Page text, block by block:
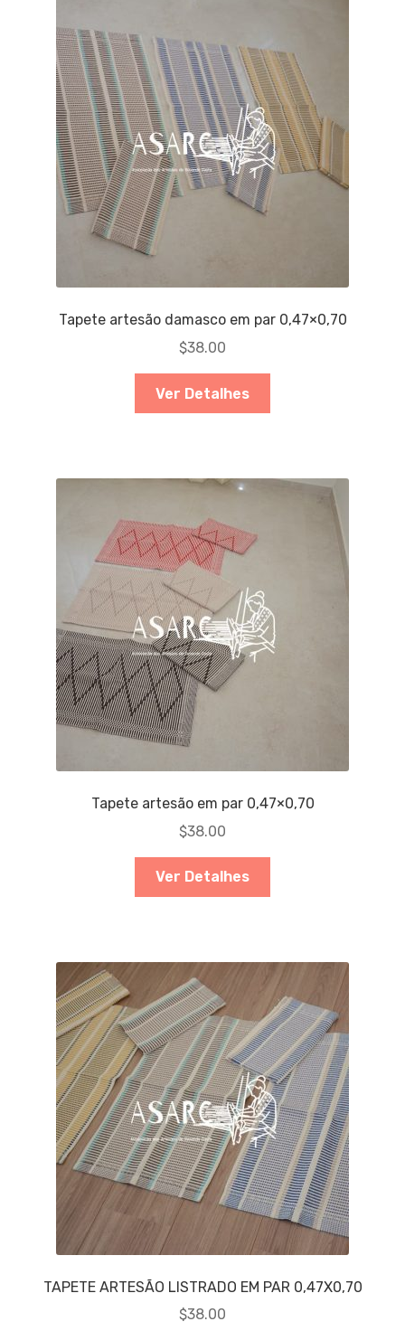
Tapete artesão damasco em par 0,47×0,70
$38.00
Ver Detalhes
Tapete artesão em par 0,47×0,70
$38.00
Ver Detalhes
TAPETE ARTESÃO LISTRADO EM PAR 0,47X0,70
$38.00